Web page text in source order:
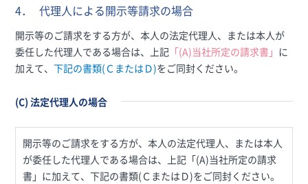
4． 代理人による開示等請求の場合
開示等のご請求をする方が、本人の法定代理人、または本人が
委任した代理人である場合は、上記 「(A)当社所定の請求書」 に
加えて、下記の書類(ＣまたはＤ)をご同封ください。
(C) 法定代理人の場合
開示等のご請求をする方が、本人の法定代理人、または本人
が委任した代理人である場合は、上記「(A)当社所定の請求
書」に加えて、下記の書類(ＣまたはＤ)をご同封ください。